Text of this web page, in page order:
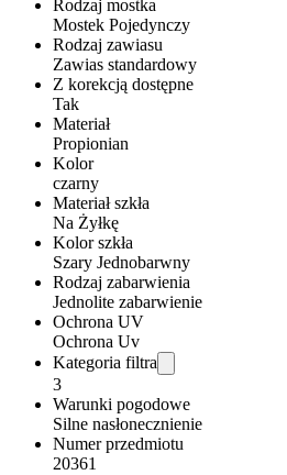
Rodzaj mostka
Mostek Pojedynczy
Rodzaj zawiasu
Zawias standardowy
Z korekcją dostępne
Tak
Materiał
Propionian
Kolor
czarny
Materiał szkła
Na Żyłkę
Kolor szkła
Szary Jednobarwny
Rodzaj zabarwienia
Jednolite zabarwienie
Ochrona UV
Ochrona Uv
Kategoria filtra
3
Warunki pogodowe
Silne nasłonecznienie
Numer przedmiotu
20361